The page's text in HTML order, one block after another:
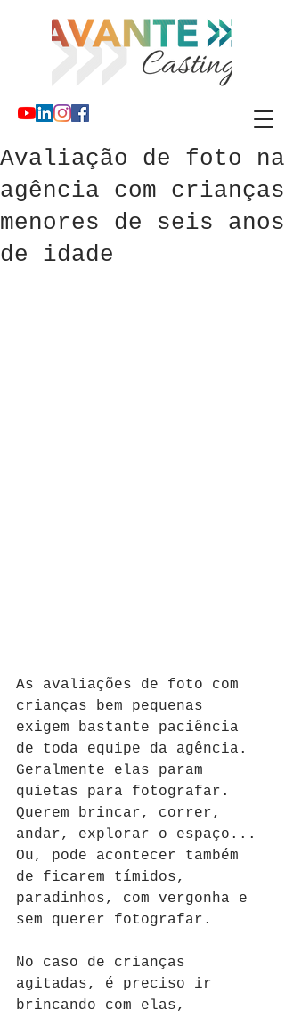
Avaliação de foto na
agência com crianças
menores de seis anos
de idade
As avaliações de foto com
crianças bem pequenas
exigem bastante paciência
de toda equipe da agência.
Geralmente elas param
quietas para fotografar.
Querem brincar, correr,
andar, explorar o espaço...
Ou, pode acontecer também
de ficarem tímidos,
paradinhos, com vergonha e
sem querer fotografar.
No caso de crianças
agitadas, é preciso ir
brincando com elas,